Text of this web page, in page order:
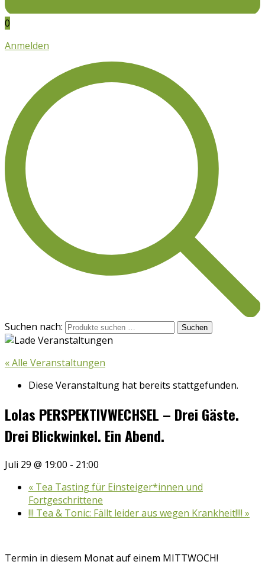
0
Anmelden
Suchen nach: Suchen
« Alle Veranstaltungen
Diese Veranstaltung hat bereits stattgefunden.
Lolas PERSPEKTIVWECHSEL – Drei Gäste.
Drei Blickwinkel. Ein Abend.
Juli 29 @ 19:00 - 21:00
« Tea Tasting für Einsteiger*innen und
Fortgeschrittene
!!! Tea & Tonic: Fällt leider aus wegen Krankheit!!!! »
Termin in diesem Monat auf einem MITTWOCH!